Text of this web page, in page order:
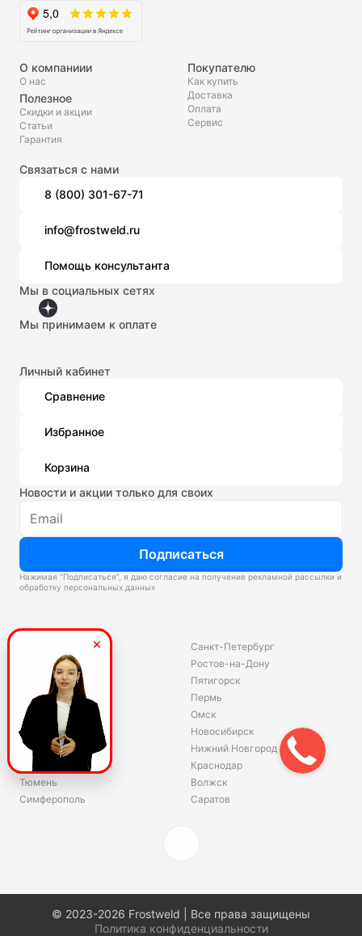
О компаниии
О нас
Полезное
Скидки и акции
Статьи
Гарантия
Покупателю
Как купить
Доставка
Оплата
Сервис
Связаться с нами
8 (800) 301-67-71
info@frostweld.ru
Помощь консультанта
Мы в социальных сетях
Мы принимаем к оплате
Личный кабинет
Сравнение
Избранное
Корзина
Новости и акции только для своих
Подписаться
Нажимая “Подписаться”, я даю согласие на получение рекламной рассылки и
обработку персональных данных
Склады
Екатеринбург
Красноярск
Волгоград
Ярославль
Челябинск
Хабаровск
Уфа
Тюмень
Симферополь
Санкт-Петербург
Ростов-на-Дону
Пятигорск
Пермь
Омск
Новосибирск
Нижний Новгород
Краснодар
Волжск
Саратов
© 2023-2026 Frostweld | Все права защищены
Политика конфиденциальности